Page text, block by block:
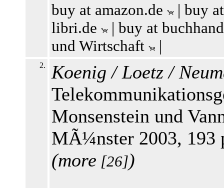
buy at amazon.de | buy
libri.de
| buy at
und Wirtschaft
|
2.
Koenig / Loetz /
Monsenstein und
MÃ¼nster 2003, 193
(more [26])